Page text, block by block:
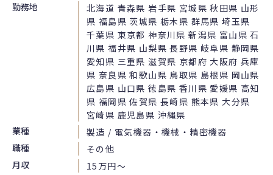
勤務地
北海道 青森県 岩手県 宮城県 秋田県 山形
県 福島県 茨城県 栃木県 群馬県 埼玉県
千葉県 東京都 神奈川県 新潟県 富山県 石
川県 福井県 山梨県 長野県 岐阜県 静岡県
愛知県 三重県 滋賀県 京都府 大阪府 兵庫
県 奈良県 和歌山県 鳥取県 島根県 岡山県
広島県 山口県 徳島県 香川県 愛媛県 高知
県 福岡県 佐賀県 長崎県 熊本県 大分県
宮崎県 鹿児島県 沖縄県
業種
製造 / 電気機器・機械・精密機器
職種
その他
月収
15万円〜